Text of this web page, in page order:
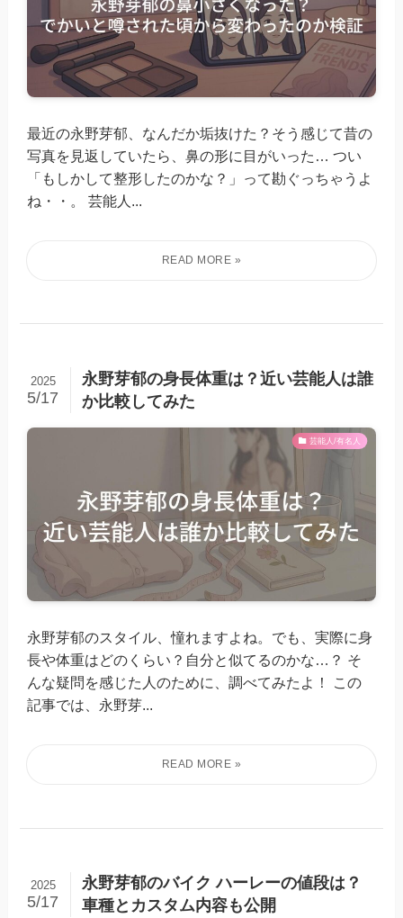
最近の永野芽郁、なんだか垢抜けた？そう感じて昔の
写真を見返していたら、鼻の形に目がいった… つい
「もしかして整形したのかな？」って勘ぐっちゃうよ
ね・・。 芸能人...
永野芽郁の身長体重は？近い芸能人は誰
か比較してみた
2025
5/17
芸能人/有名人
永野芽郁のスタイル、憧れますよね。でも、実際に身
長や体重はどのくらい？自分と似てるのかな…？ そ
んな疑問を感じた人のために、調べてみたよ！ この
記事では、永野芽...
永野芽郁のバイク ハーレーの値段は？
車種とカスタム内容も公開
2025
5/17